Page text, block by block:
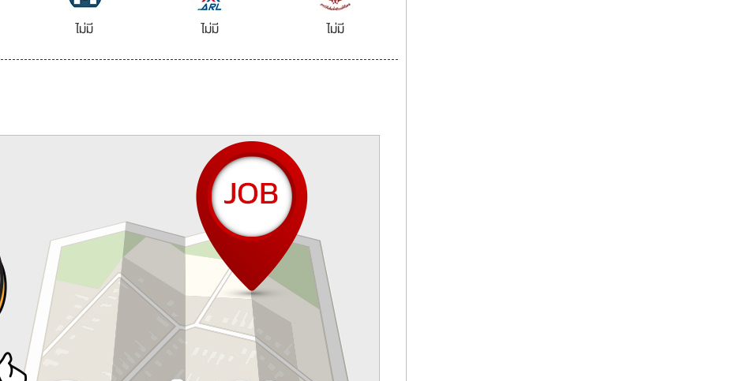
ไม่มี ไม่มี ไม่มี